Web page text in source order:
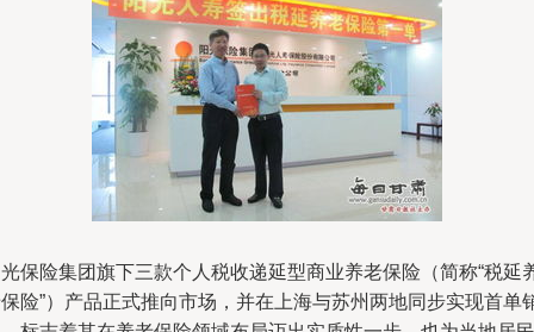
保险集团旗下三款个人税收递延型商业养老保险（简称“税延
险”）产品正式推向市场，并在上海与苏州两地同步实现首单